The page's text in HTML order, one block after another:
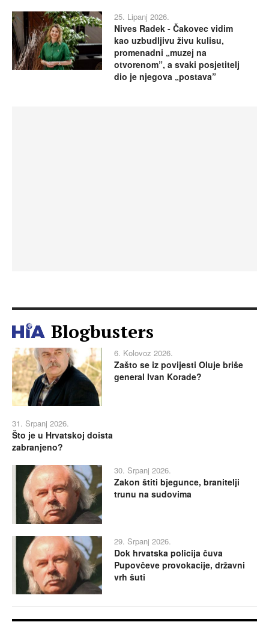
25. Lipanj 2026.
Nives Radek - Čakovec vidim
kao uzbudljivu živu kulisu,
promenadni „muzej na
otvorenom”, a svaki posjetitelj
dio je njegova „postava”
Blogbusters
6. Kolovoz 2026.
Zašto se iz povijesti Oluje briše
general Ivan Korade?
31. Srpanj 2026.
Što je u Hrvatskoj doista
zabranjeno?
30. Srpanj 2026.
Zakon štiti bjegunce, branitelji
trunu na sudovima
29. Srpanj 2026.
Dok hrvatska policija čuva
Pupovčeve provokacije, državni
vrh šuti